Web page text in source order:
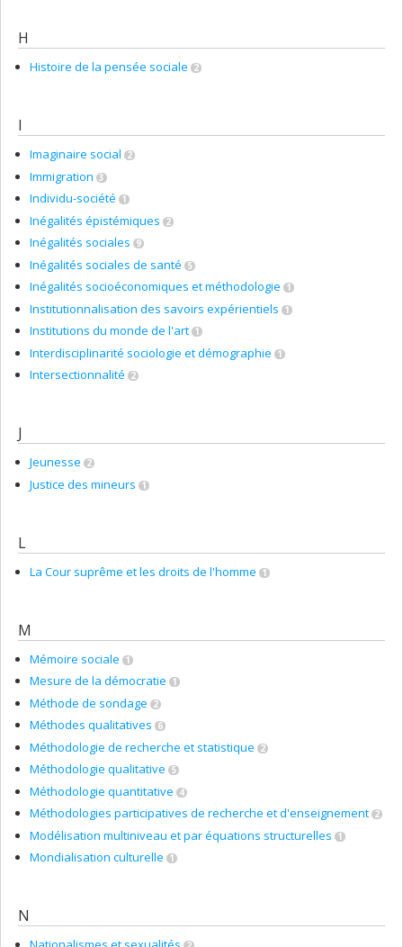
H
Histoire de la pensée sociale 2
I
Imaginaire social 2
Immigration 3
Individu-société 1
Inégalités épistémiques 2
Inégalités sociales 9
Inégalités sociales de santé 5
Inégalités socioéconomiques et méthodologie 1
Institutionnalisation des savoirs expérientiels 1
Institutions du monde de l'art 1
Interdisciplinarité sociologie et démographie 1
Intersectionnalité 2
J
Jeunesse 2
Justice des mineurs 1
L
La Cour suprême et les droits de l'homme 1
M
Mémoire sociale 1
Mesure de la démocratie 1
Méthode de sondage 2
Méthodes qualitatives 6
Méthodologie de recherche et statistique 2
Méthodologie qualitative 5
Méthodologie quantitative 4
Méthodologies participatives de recherche et d'enseignement 2
Modélisation multiniveau et par équations structurelles 1
Mondialisation culturelle 1
N